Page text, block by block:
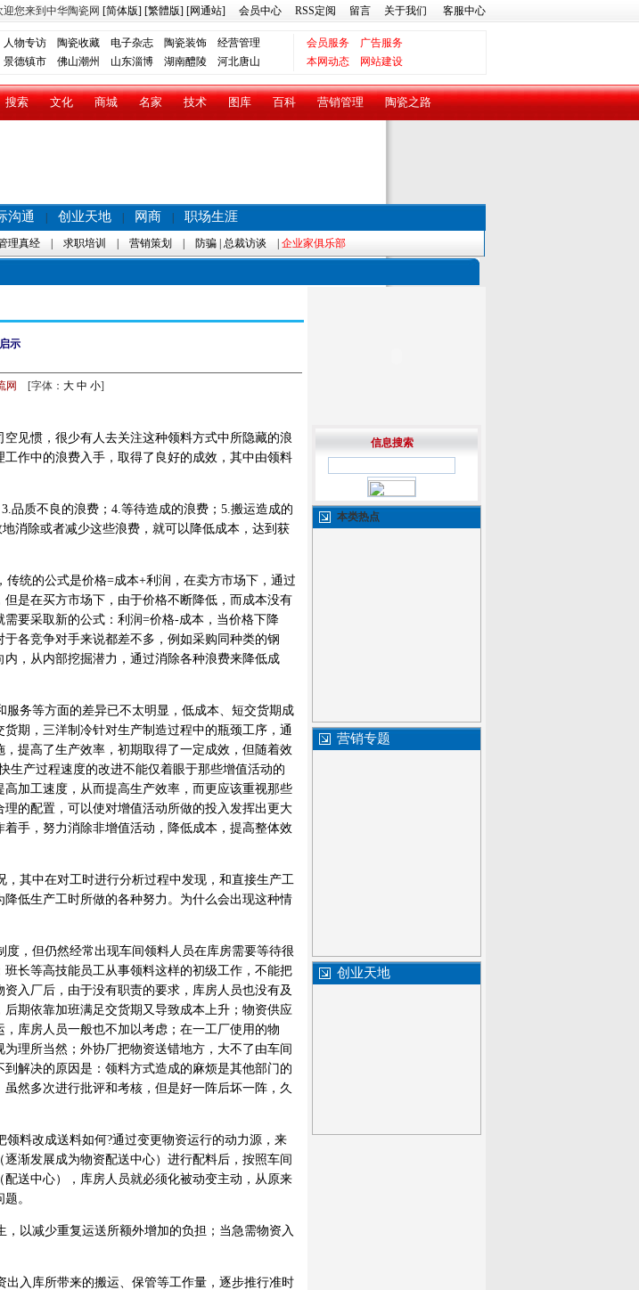
迎您来到中华陶瓷网 [简体版] [繁體版] [网通站] 会员中心 RSS定阅 留言 关于我们 客服中心
人物专访 陶瓷收藏 电子杂志 陶瓷装饰 经营管理 会员服务
广告服务
景德镇市 佛山潮州 山东淄博 湖南醴陵 河北唐山 本网动态 网站建设
搜索 文化 商城 名家 技术 图库 百科 营销管理 陶瓷之路
沟通 创业天地 网商 职场生涯
理真经 求职培训 营销策划 防骗 总裁访谈 企业家俱乐部
示
网 [字体： 大 中 小]
见惯，很少有人去关注这种领料方式中所隐藏的浪
作中的浪费入手，取得了良好的成效，其中由领料
质不良的浪费；4.等待造成的浪费；5.搬运造成的
消除或者减少这些浪费，就可以降低成本，达到获
统的公式是价格=成本+利润，在卖方市场下，通过
是在买方市场下，由于价格不断降低，而成本没有
要采取新的公式：利润=价格-成本，当价格下降
各竞争对手来说都差不多，例如采购同种类的钢
，从内部挖掘潜力，通过消除各种浪费来降低成
务等方面的差异已不太明显，低成本、短交货期成
期，三洋制冷针对生产制造过程中的瓶颈工序，通
提高了生产效率，初期取得了一定成效，但随着效
生产过程速度的改进不能仅着眼于那些增值活动的
加工速度，从而提高生产效率，而更应该重视那些
的配置，可以使对增值活动所做的投入发挥出更大
手，努力消除非增值活动，降低成本，提高整体效
其中在对工时进行分析过程中发现，和直接生产工
低生产工时所做的各种努力。为什么会出现这种情
，但仍然经常出现车间领料人员在库房需要等待很
长等高技能员工从事领料这样的初级工作，不能把
入厂后，由于没有职责的要求，库房人员也没有及
期依靠加班满足交货期又导致成本上升；物资供应
库房人员一般也不加以考虑；在一工厂使用的物
理所当然；外协厂把物资送错地方，大不了由车间
解决的原因是：领料方式造成的麻烦是其他部门的
然多次进行批评和考核，但是好一阵后坏一阵，久
料改成送料如何?通过变更物资运行的动力源，来
渐发展成为物资配送中心）进行配料后，按照车间
送中心），库房人员就必须化被动变主动，从原来
。
以减少重复运送所额外增加的负担；当急需物资入
入库所带来的搬运、保管等工作量，逐步推行准时
信息搜索
本类热点
营销专题
创业天地